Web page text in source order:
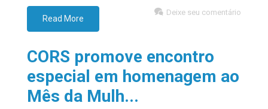
Read More
Deixe seu comentário
CORS promove encontro
especial em homenagem ao
Mês da Mulh...